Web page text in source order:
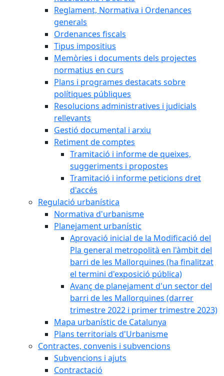
Reglament, Normativa i Ordenances
generals
Ordenances fiscals
Tipus impositius
Memòries i documents dels projectes
normatius en curs
Plans i programes destacats sobre
polítiques públiques
Resolucions administratives i judicials
rellevants
Gestió documental i arxiu
Retiment de comptes
Tramitació i informe de queixes,
suggeriments i propostes
Tramitació i informe peticions dret
d'accés
Regulació urbanística
Normativa d'urbanisme
Planejament urbanístic
Aprovació inicial de la Modificació del
Pla general metropolità en l'àmbit del
barri de les Mallorquines (ha finalitzat
el termini d'exposició pública)
Avanç de planejament d'un sector del
barri de les Mallorquines (darrer
trimestre 2022 i primer trimestre 2023)
Mapa urbanístic de Catalunya
Plans territorials d'Urbanisme
Contractes, convenis i subvencions
Subvencions i ajuts
Contractació